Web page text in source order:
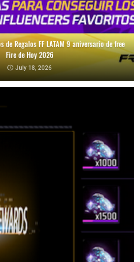
de Regalos FF LATAM 9 aniversario de free
Fire de Hoy 2026
July 18, 2026